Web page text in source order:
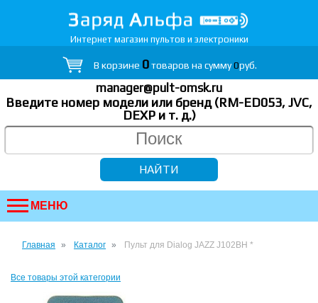
Интернет магазин пультов и электроники
В корзине 0товаров на сумму0руб.
manager@pult-omsk.ru
Введите номер модели или бренд (RM-ED053, JVC,
DEXP и т. д.)
МЕНЮ
Главная Каталог Пульт для Dialog JAZZ J102BH *
Все товары этой категории